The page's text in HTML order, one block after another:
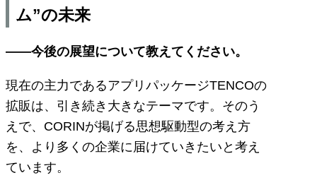
ム”の未来
――今後の展望について教えてください。
現在の主力であるアプリパッケージTENCOの
拡販は、引き続き大きなテーマです。そのう
えで、CORINが掲げる思想駆動型の考え方
を、より多くの企業に届けていきたいと考え
ています。